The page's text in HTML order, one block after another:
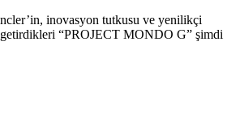
inovasyon tutkusu ve yenilikçi
getirdikleri “PROJECT MONDO G” şimdi